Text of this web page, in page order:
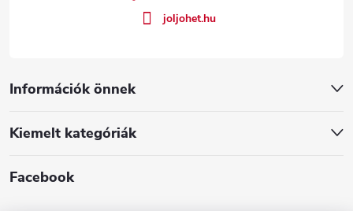
Információk önnek
Kiemelt kategóriák
Facebook
joljohet.hu